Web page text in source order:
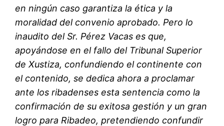
en ningún caso garantiza la ética y la
moralidad del convenio aprobado. Pero lo
inaudito del Sr. Pérez Vacas es que,
apoyándose en el fallo del Tribunal Superior
de Xustiza, confundiendo el continente con
el contenido, se dedica ahora a proclamar
ante los ribadenses esta sentencia como la
confirmación de su exitosa gestión y un gran
logro para Ribadeo, pretendiendo confundir